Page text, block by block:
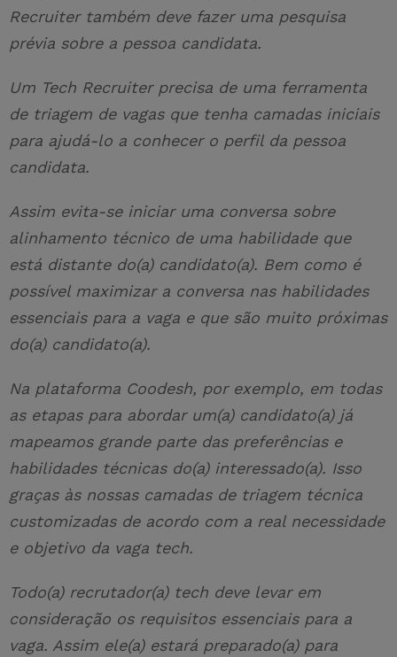
Recruiter também deve fazer uma pesquisa
prévia sobre a pessoa candidata.
Um Tech Recruiter precisa de uma ferramenta
de triagem de vagas que tenha camadas iniciais
para ajudá-lo a conhecer o perfil da pessoa
candidata.
Assim evita-se iniciar uma conversa sobre
alinhamento técnico de uma habilidade que
está distante do(a) candidato(a). Bem como é
possível maximizar a conversa nas habilidades
essenciais para a vaga e que são muito próximas
do(a) candidato(a).
Na plataforma Coodesh, por exemplo, em todas
as etapas para abordar um(a) candidato(a) já
mapeamos grande parte das preferências e
habilidades técnicas do(a) interessado(a). Isso
graças às nossas camadas de triagem técnica
customizadas de acordo com a real necessidade
e objetivo da vaga tech.
Todo(a) recrutador(a) tech deve levar em
consideração os requisitos essenciais para a
vaga. Assim ele(a) estará preparado(a) para